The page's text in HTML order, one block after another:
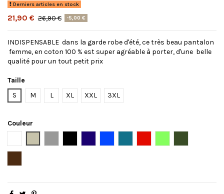
Derniers articles en stock
21,90 € 26,90 € -5,00 €
INDISPENSABLE dans la garde robe d'été, ce très beau pantalon
femme, en coton 100 % est super agréable à porter, d'une belle
qualité pour un tout petit prix
Taille
S
M L XL XXL 3XL
Couleur